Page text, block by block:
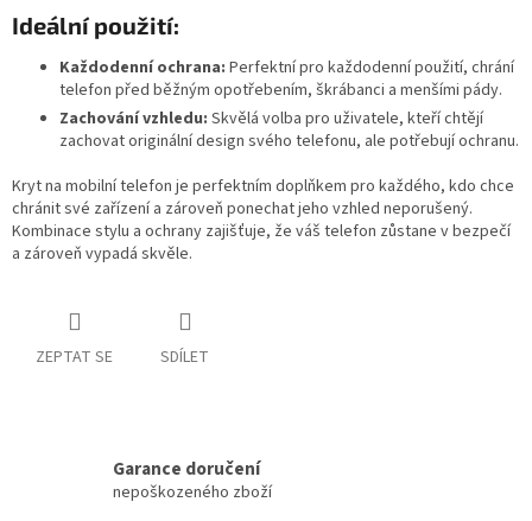
Ideální použití:
Každodenní ochrana: Perfektní pro každodenní použití, chrání
telefon před běžným opotřebením, škrábanci a menšími pády.
Zachování vzhledu: Skvělá volba pro uživatele, kteří chtějí
zachovat originální design svého telefonu, ale potřebují ochranu.
Kryt na mobilní telefon je perfektním doplňkem pro každého, kdo chce
chránit své zařízení a zároveň ponechat jeho vzhled neporušený.
Kombinace stylu a ochrany zajišťuje, že váš telefon zůstane v bezpečí
a zároveň vypadá skvěle.
ZEPTAT SE SDÍLET
Garance doručení
nepoškozeného zboží